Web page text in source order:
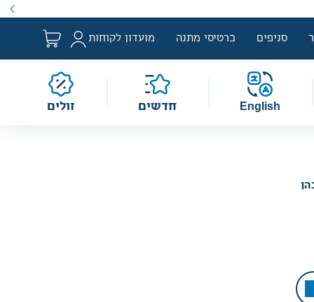
למבצע לפי הגדרת החוק. מבצעים מתקיימים מעת לעת לתקופה
סניפים כרטיסי מתנה מועדון לקוחות
English חדשים זולים